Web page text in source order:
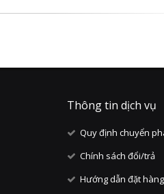
Thông tin dịch vụ
Quy định chuyển
Chính sách đổi/trả
Hướng dẫn đặt hàng